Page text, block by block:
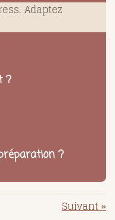
Adaptez
?
?
Suivant»